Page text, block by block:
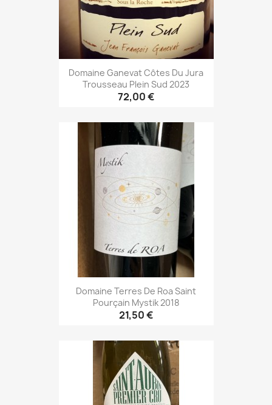
Domaine Ganevat Côtes Du Jura
Trousseau Plein Sud 2023
72,00 €
Domaine Terres De Roa Saint
Pourçain Mystik 2018
21,50 €